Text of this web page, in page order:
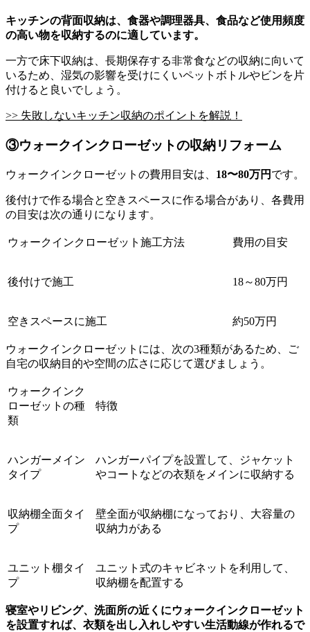
キッチンの背面収納は、食器や調理器具、食品など使用頻度
の高い物を収納するのに適しています。
一方で床下収納は、長期保存する非常食などの収納に向いて
いるため、湿気の影響を受けにくいペットボトルやビンを片
付けると良いでしょう。
>> 失敗しないキッチン収納のポイントを解説！
③ウォークインクローゼットの収納リフォーム
ウォークインクローゼットの費用目安は、 18〜80万円 です。
後付けで作る場合と空きスペースに作る場合があり、各費用
の目安は次の通りになります。
ウォークインクローゼット施工方法 費用の目安
後付けで施工 18～80万円
空きスペースに施工 約50万円
ウォークインクローゼットには、次の3種類があるため、ご
自宅の収納目的や空間の広さに応じて選びましょう。
ウォークインク
ローゼットの種
類
特徴
ハンガーメイン
タイプ
ハンガーパイプを設置して、ジャケット
やコートなどの衣類をメインに収納する
収納棚全面タイ
プ
壁全面が収納棚になっており、大容量の
収納力がある
ユニット棚タイ
プ
ユニット式のキャビネットを利用して、
収納棚を配置する
寝室やリビング、洗面所の近くにウォークインクローゼット
を設置すれば、衣類を出し入れしやすい生活動線が作れるで